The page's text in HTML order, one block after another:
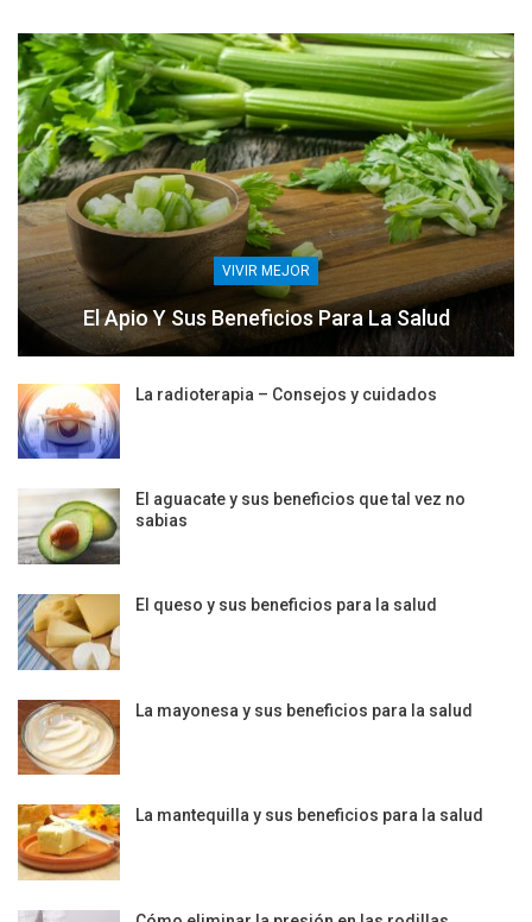
VIVIR MEJOR
El Apio Y Sus Beneficios Para La Salud
La radioterapia – Consejos y cuidados
El aguacate y sus beneficios que tal vez no
sabias
El queso y sus beneficios para la salud
La mayonesa y sus beneficios para la salud
La mantequilla y sus beneficios para la salud